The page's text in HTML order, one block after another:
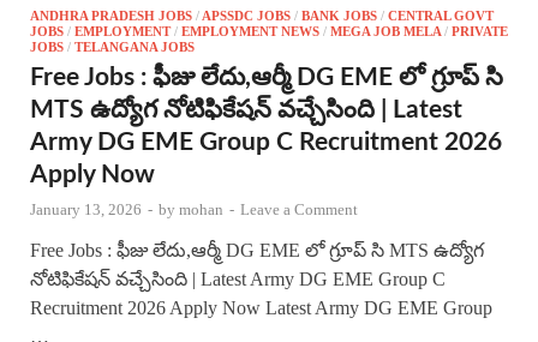
ANDHRA PRADESH JOBS / APSSDC JOBS / BANK JOBS / CENTRAL GOVT
JOBS / EMPLOYMENT/ EMPLOYMENT NEWS / MEGA JOB MELA / PRIVATE
JOBS / TELANGANA JOBS
Free Jobs : ఫీజు లేదు,ఆర్మీ DG EME లో గ్రూప్ సి
MTS ఉద్యోగ నోటిఫికేషన్ వచ్చేసింది | Latest
Army DG EME Group C Recruitment 2026
Apply Now
January 13, 2026 - by mohan - Leave a Comment
Free Jobs : ఫీజు లేదు,ఆర్మీ DG EME లో గ్రూప్ సి MTS ఉద్యోగ
నోటిఫికేషన్ వచ్చేసింది | Latest Army DG EME Group C
Recruitment 2026 Apply Now Latest Army DG EME Group
…